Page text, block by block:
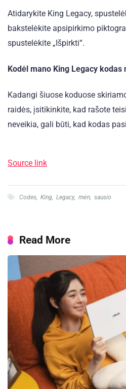
Atidarykite King Legacy,
bakstelėkite apsipirkimo
spustelėkite „Išpirkti“.
Kodėl mano King Legacy kodas
Kadangi šiuose koduose
raidės, įsitikinkite, kad rašote
neveikia, gali būti, kad kodas
Source link
Codes, King, Legacy, mėn, sausio
Read More